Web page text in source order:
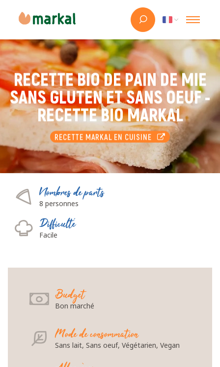
RECETTE BIO DE PAIN DE MIE
SANS GLUTEN ET SANS OEUF -
RECETTE BIO MARKAL
RECETTE MARKAL EN CUISINE
Nombres de parts
8 personnes
Difficulté
Facile
Budget
Bon marché
Mode de consommation
Sans lait, Sans oeuf, Végétarien, Vegan